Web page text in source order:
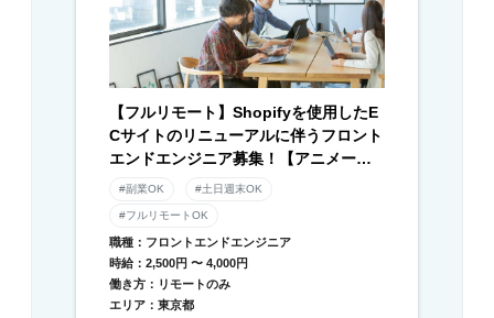
【フルリモート】Shopifyを使用したE
Cサイトのリニューアルに伴うフロント
エンドエンジニア募集！【アニメーシ
ョン】
#副業OK #土日週末OK
#フルリモートOK
職種：フロントエンドエンジニア
時給：2,500円 〜 4,000円
働き方：リモートのみ
エリア：東京都